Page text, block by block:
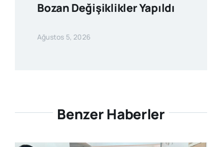
Bozan Değişiklikler Yapıldı
Ağustos 5, 2026
Benzer Haberler